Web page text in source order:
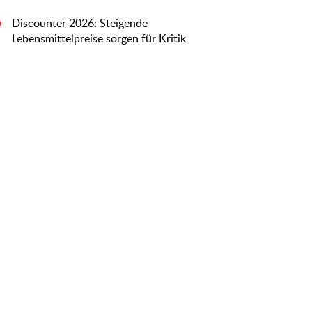
Discounter 2026: Steigende
Lebensmittelpreise sorgen für Kritik